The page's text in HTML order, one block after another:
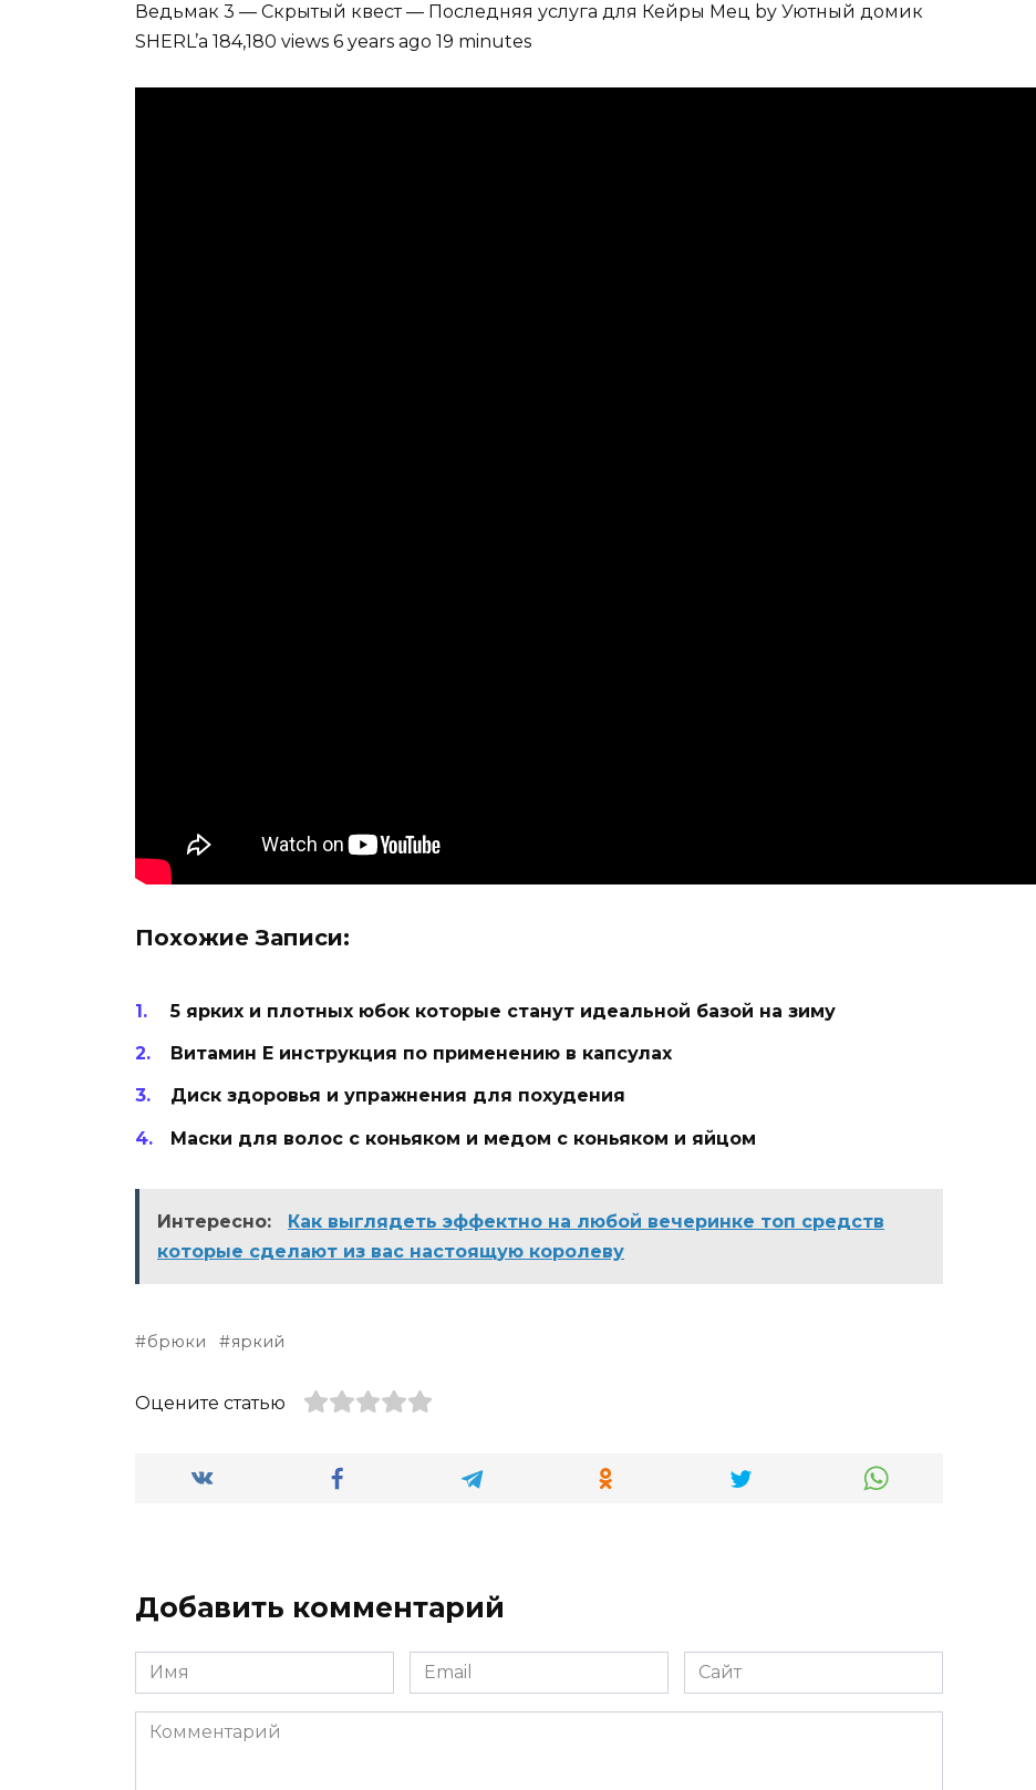
Ведьмак 3 — Скрытый квест — Последняя услуга для Кейры Мец by Уютный домик
SHERL’a 184,180 views 6 years ago 19 minutes
Похожие Записи:
5 ярких и плотных юбок которые станут идеальной базой на зиму
Витамин Е инструкция по применению в капсулах
Диск здоровья и упражнения для похудения
Маски для волос с коньяком и медом с коньяком и яйцом
Интересно:
Как выглядеть эффектно на любой вечеринке топ средств
которые сделают из вас настоящую королеву
брюки яркий
Оцените статью
Добавить комментарий
Имя
*
Email
*
Сайт
Комментарий